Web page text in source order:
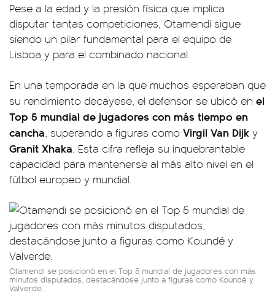
Pese a la edad y la presión física que implica
disputar tantas competiciones, Otamendi sigue
siendo un pilar fundamental para el equipo de
Lisboa y para el combinado nacional.
En una temporada en la que muchos esperaban que
su rendimiento decayese, el defensor se ubicó en el
Top 5 mundial de jugadores con más tiempo en
cancha, superando a figuras como Virgil Van Dijk y
Granit Xhaka. Esta cifra refleja su inquebrantable
capacidad para mantenerse al más alto nivel en el
fútbol europeo y mundial.
Otamendi se posicionó en el Top 5 mundial de jugadores con más
minutos disputados, destacándose junto a figuras como Koundé y
Valverde.